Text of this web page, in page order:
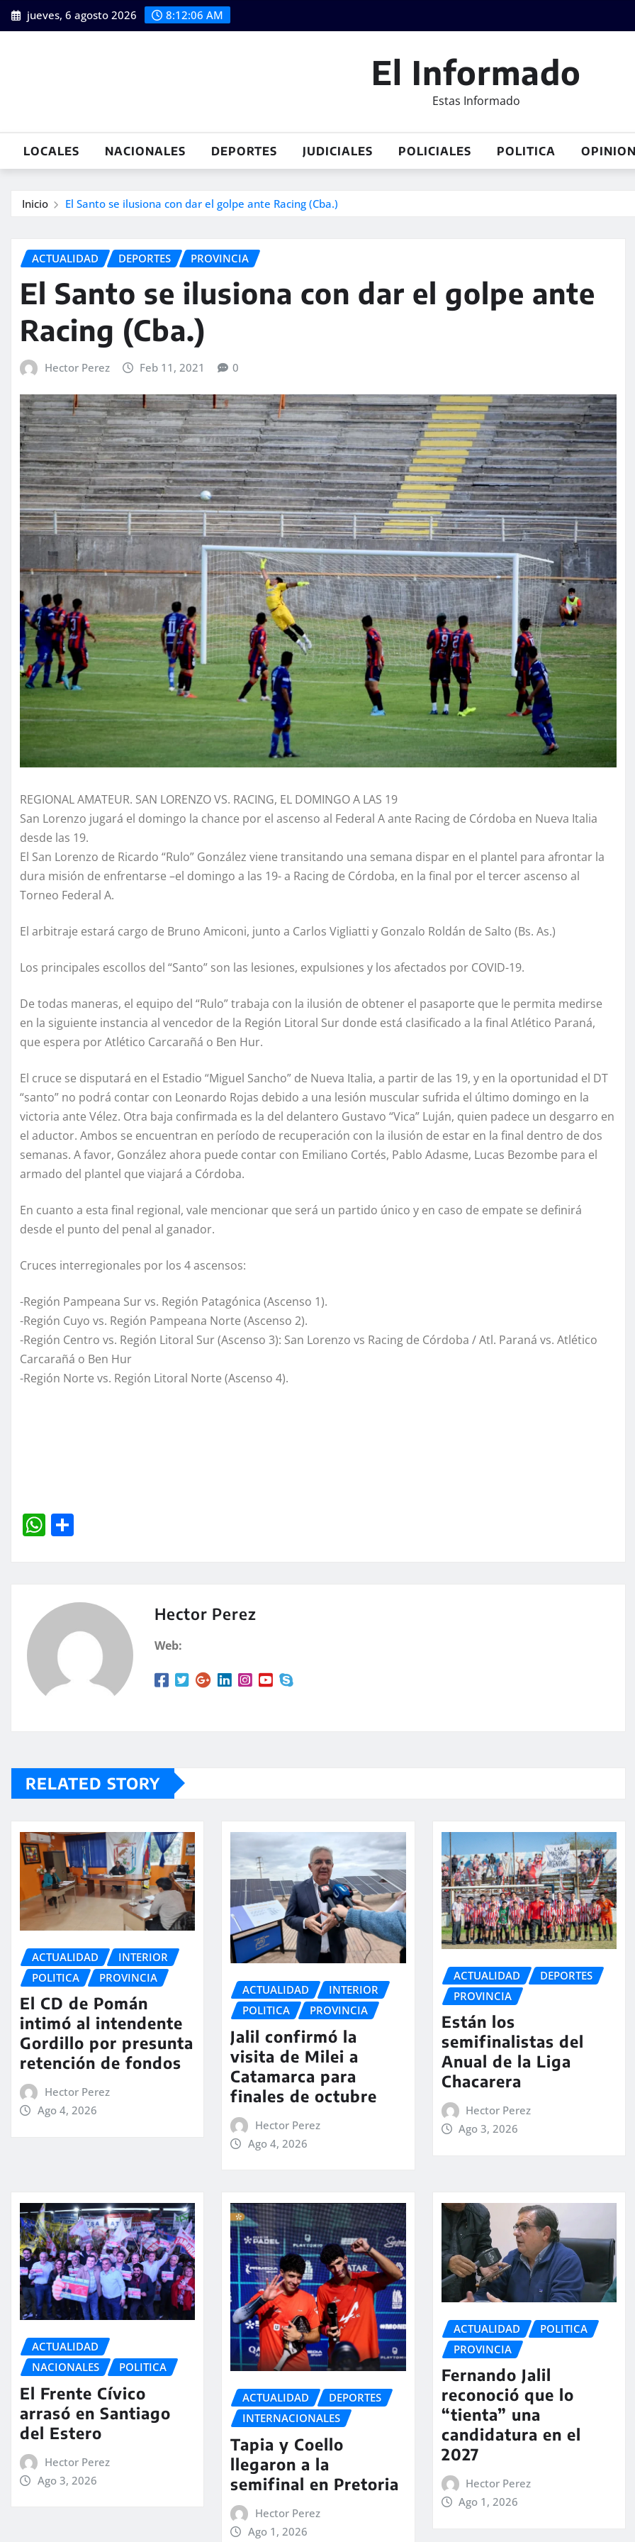
Saltar
al
jueves, 6 agosto 2026 8:12:07 AM
El Informado
Estas Informado
LOCALES NACIONALES DEPORTES JUDICIALES POLICIALES POLITICA OPINION
Inicio El Santo se ilusiona con dar el golpe ante Racing (Cba.)
ACTUALIDAD DEPORTES PROVINCIA
El Santo se ilusiona con dar el golpe ante
Racing (Cba.)
Hector Perez Feb 11, 2021 0
REGIONAL AMATEUR. SAN LORENZO VS. RACING, EL DOMINGO A LAS 19
San Lorenzo jugará el domingo la chance por el ascenso al Federal A ante Racing de Córdoba en Nueva Italia
desde las 19.
El San Lorenzo de Ricardo “Rulo” González viene transitando una semana dispar en el plantel para afrontar la
dura misión de enfrentarse –el domingo a las 19- a Racing de Córdoba, en la final por el tercer ascenso al
Torneo Federal A.
El arbitraje estará cargo de Bruno Amiconi, junto a Carlos Vigliatti y Gonzalo Roldán de Salto (Bs. As.)
Los principales escollos del “Santo” son las lesiones, expulsiones y los afectados por COVID-19.
De todas maneras, el equipo del “Rulo” trabaja con la ilusión de obtener el pasaporte que le permita medirse
en la siguiente instancia al vencedor de la Región Litoral Sur donde está clasificado a la final Atlético Paraná,
que espera por Atlético Carcarañá o Ben Hur.
El cruce se disputará en el Estadio “Miguel Sancho” de Nueva Italia, a partir de las 19, y en la oportunidad el DT
“santo” no podrá contar con Leonardo Rojas debido a una lesión muscular sufrida el último domingo en la
victoria ante Vélez. Otra baja confirmada es la del delantero Gustavo “Vica” Luján, quien padece un desgarro en
el aductor. Ambos se encuentran en período de recuperación con la ilusión de estar en la final dentro de dos
semanas. A favor, González ahora puede contar con Emiliano Cortés, Pablo Adasme, Lucas Bezombe para el
armado del plantel que viajará a Córdoba.
En cuanto a esta final regional, vale mencionar que será un partido único y en caso de empate se definirá
desde el punto del penal al ganador.
Cruces interregionales por los 4 ascensos:
-Región Pampeana Sur vs. Región Patagónica (Ascenso 1).
-Región Cuyo vs. Región Pampeana Norte (Ascenso 2).
-Región Centro vs. Región Litoral Sur (Ascenso 3): San Lorenzo vs Racing de Córdoba / Atl. Paraná vs. Atlético
Carcarañá o Ben Hur
-Región Norte vs. Región Litoral Norte (Ascenso 4).
W
A
p
rt
Hector Perez
Web:
RELATED STORY
ACTUALIDAD
INTERIOR
POLITICA
PROVINCIA
El CD de Pomán
intimó al intendente
Gordillo por presunta
retención de fondos
Hector Perez
Ago 4, 2026
ACTUALIDAD
INTERIOR
POLITICA
PROVINCIA
Jalil confirmó la
visita de Milei a
Catamarca para
finales de octubre
Hector Perez
Ago 4, 2026
ACTUALIDAD
DEPORTES
PROVINCIA
Están los
semifinalistas del
Anual de la Liga
Chacarera
Hector Perez
Ago 3, 2026
ACTUALIDAD
NACIONALES
POLITICA
El Frente Cívico
arrasó en Santiago
del Estero
Hector Perez
Ago 3, 2026
ACTUALIDAD
DEPORTES
INTERNACIONALES
Tapia y Coello
llegaron a la
semifinal en Pretoria
Hector Perez
Ago 1, 2026
ACTUALIDAD
POLITICA
PROVINCIA
Fernando Jalil
reconoció que lo
“tienta” una
candidatura en el
2027
Hector Perez
Ago 1, 2026